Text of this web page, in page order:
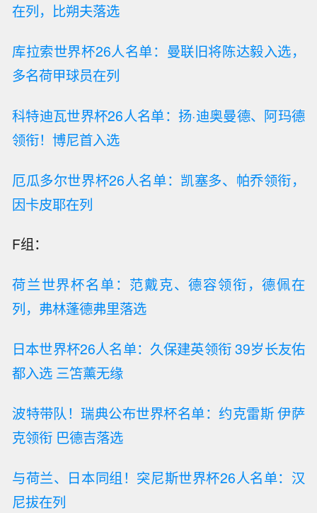
在列，比朔夫落选
库拉索世界杯26人名单：曼联旧将陈达毅入选，
多名荷甲球员在列
科特迪瓦世界杯26人名单：扬·迪奥曼德、阿玛德
领衔！博尼首入选
厄瓜多尔世界杯26人名单：凯塞多、帕乔领衔，
因卡皮耶在列
F组：
荷兰世界杯名单：范戴克、德容领衔，德佩在
列，弗林蓬德弗里落选
日本世界杯26人名单：久保建英领衔 39岁长友佑
都入选 三笘薰无缘
波特带队！瑞典公布世界杯名单：约克雷斯 伊萨
克领衔 巴德吉落选
与荷兰、日本同组！突尼斯世界杯26人名单：汉
尼拔在列